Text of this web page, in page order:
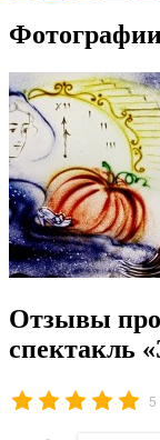
Отзывы
спектакль
5